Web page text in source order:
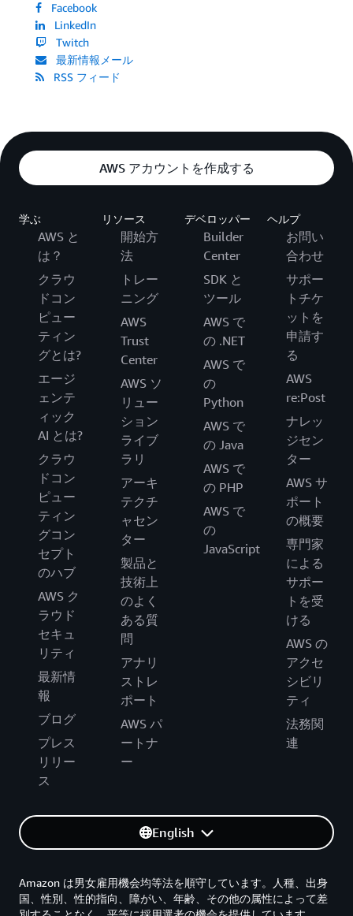
Facebook
LinkedIn
Twitch
最新情報メール
RSS フィード
AWS アカウントを作成する
学ぶ
AWS と
は？
クラウ
ドコン
ピュー
ティン
グとは?
エージ
ェンテ
ィック
AI とは?
クラウ
ドコン
ピュー
ティン
グコン
セプト
のハブ
AWS ク
ラウド
セキュ
リティ
最新情
報
ブログ
プレス
リリー
ス
リソース
開始方
法
トレー
ニング
AWS
Trust
Center
AWS ソ
リュー
ション
ライブ
ラリ
アーキ
テクチ
ャセン
ター
製品と
技術上
のよく
ある質
問
アナリ
ストレ
ポート
AWS パ
ートナ
ー
デベロッパー
Builder
Center
SDK と
ツール
AWS で
の .NET
AWS で
の
Python
AWS で
の Java
AWS で
の PHP
AWS で
の
JavaScript
ヘルプ
お問い
合わせ
サポー
トチケ
ットを
申請す
る
AWS
re:Post
ナレッ
ジセン
ター
AWS サ
ポート
の概要
専門家
による
サポー
トを受
ける
AWS の
アクセ
シビリ
ティ
法務関
連
English
Amazon は男女雇用機会均等法を順守しています。人種、出身
国、性別、性的指向、障がい、年齢、その他の属性によって差